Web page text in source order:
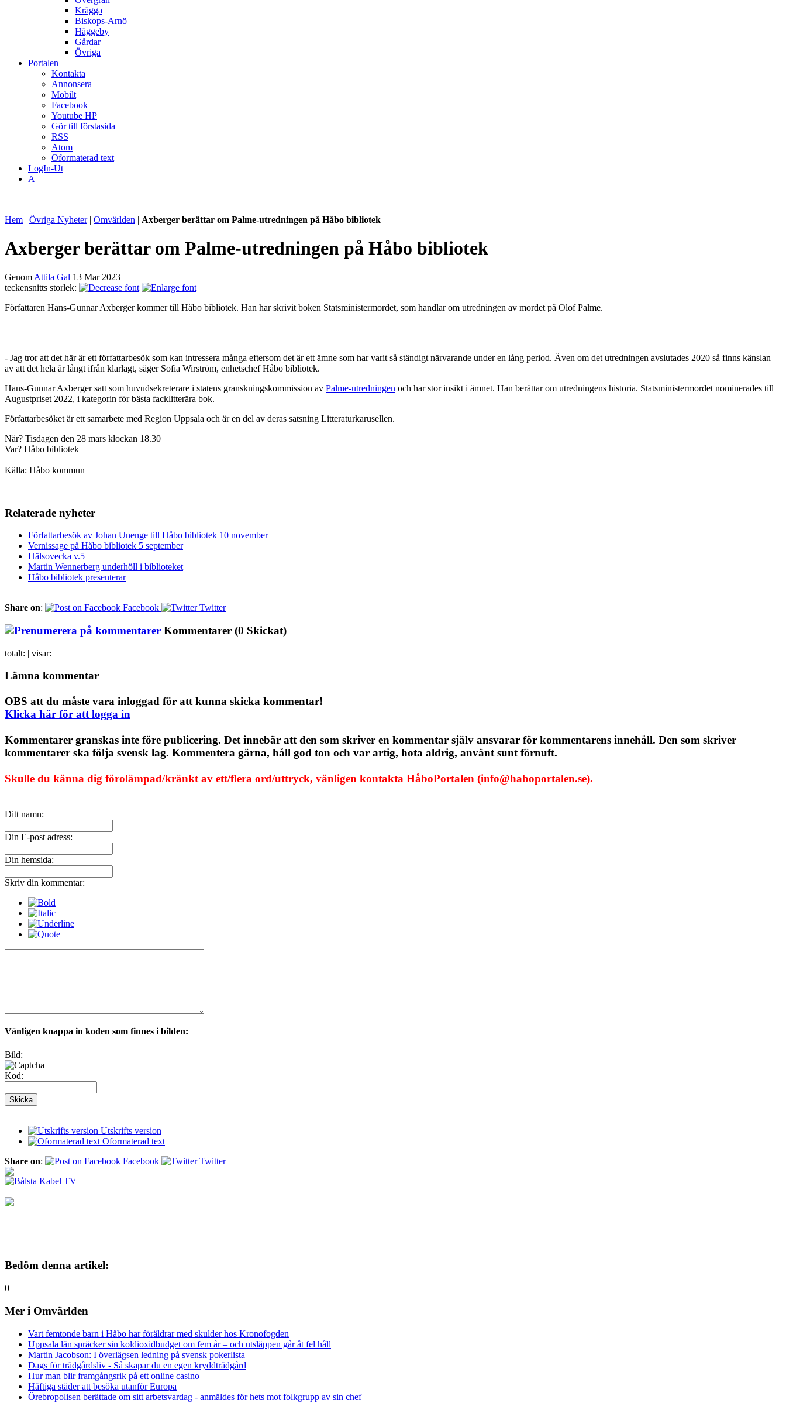
Krägga
Biskops-Arnö
Häggeby
Gårdar
Övriga
Portalen
Kontakta
Annonsera
Mobilt
Facebook
Youtube HP
Gör till förstasida
RSS
Atom
Oformaterad text
LogIn-Ut
A
Hem | Övriga Nyheter| Omvärlden | Axberger berättar om Palme-utredningen på Håbo bibliotek
Axberger berättar om Palme-utredningen på Håbo bibliotek
Genom Attila Gal 13 Mar 2023
teckensnitts storlek:
Författaren Hans-Gunnar Axberger kommer till Håbo bibliotek. Han har skrivit boken Statsministermordet, som handlar om utredningen av mordet på Olof Palme.
- Jag tror att det här är ett författarbesök som kan intressera många eftersom det är ett ämne som har varit så ständigt närvarande under en lång period. Även om det utredningen avslutades 2020 så finns känslan
av att det hela är långt ifrån klarlagt, säger Sofia Wirström, enhetschef Håbo bibliotek.
Hans-Gunnar Axberger satt som huvudsekreterare i statens granskningskommission av Palme-utredningen och har stor insikt i ämnet. Han berättar om utredningens historia. Statsministermordet nominerades till
Augustpriset 2022, i kategorin för bästa facklitterära bok.
Författarbesöket är ett samarbete med Region Uppsala och är en del av deras satsning Litteraturkarusellen.
När? Tisdagen den 28 mars klockan 18.30
Var? Håbo bibliotek
Källa: Håbo kommun
Relaterade nyheter
Författarbesök av Johan Unenge till Håbo bibliotek 10 november
Vernissage på Håbo bibliotek 5 september
Hälsovecka v.5
Martin Wennerberg underhöll i biblioteket
Håbo bibliotek presenterar
Share on: Facebook Twitter
Kommentarer (0 Skickat)
totalt: | visar:
Lämna kommentar
OBS att du måste vara inloggad för att kunna skicka kommentar!
Klicka här för att logga in
Kommentarer granskas inte före publicering. Det innebär att den som skriver en kommentar själv ansvarar för kommentarens innehåll. Den som skriver
kommentarer ska följa svensk lag. Kommentera gärna, håll god ton och var artig, hota aldrig, använt sunt förnuft.
Skulle du känna dig förolämpad/kränkt av ett/flera ord/uttryck, vänligen kontakta HåboPortalen (info@haboportalen.se).
Ditt namn:
Din E-post adress:
Din hemsida:
Skriv din kommentar:
Vänligen knappa in koden som finnes i bilden:
Bild:
Kod:
Utskrifts version
Oformaterad text
Share on: Facebook Twitter
Bedöm denna artikel:
0
Mer i Omvärlden
Vart femtonde barn i Håbo har föräldrar med skulder hos Kronofogden
Uppsala län spräcker sin koldioxidbudget om fem år – och utsläppen går åt fel håll
Martin Jacobson: I överlägsen ledning på svensk pokerlista
Dags för trädgårdsliv - Så skapar du en egen kryddträdgård
Hur man blir framgångsrik på ett online casino
Häftiga städer att besöka utanför Europa
Örebropolisen berättade om sitt arbetsvardag - anmäldes för hets mot folkgrupp av sin chef